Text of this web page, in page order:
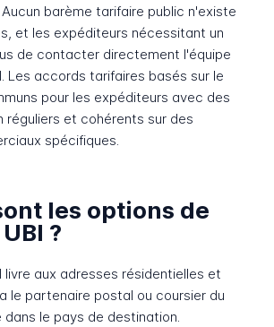
barème tarifaire public n'existe
et les expéditeurs nécessitant un
de contacter directement l'équipe
Les accords tarifaires basés sur le
pour les expéditeurs avec des
réguliers et cohérents sur des
spécifiques.
les options de
?
livre aux adresses résidentielles et
le partenaire postal ou coursier du
dans le pays de destination.